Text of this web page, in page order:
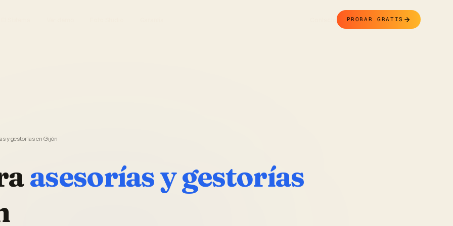
PROBAR GRATIS
y gestorías en Gijón
asesorías y gestorías